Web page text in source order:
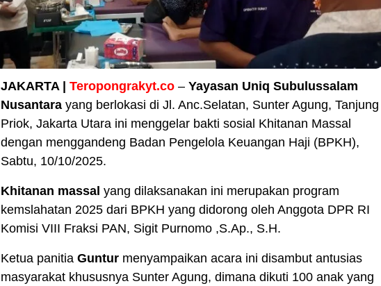
JAKARTA | Teropongrakyt.co – Yayasan Uniq Subulussalam
Nusantara yang berlokasi di Jl. Anc.Selatan, Sunter Agung, Tanjung
Priok, Jakarta Utara ini menggelar bakti sosial Khitanan Massal
dengan menggandeng Badan Pengelola Keuangan Haji (BPKH),
Sabtu, 10/10/2025.
Khitanan massal yang dilaksanakan ini merupakan program
kemslahatan 2025 dari BPKH yang didorong oleh Anggota DPR RI
Komisi VIII Fraksi PAN, Sigit Purnomo ,S.Ap., S.H.
Ketua panitia Guntur menyampaikan acara ini disambut antusias
masyarakat khususnya Sunter Agung, dimana dikuti 100 anak yang